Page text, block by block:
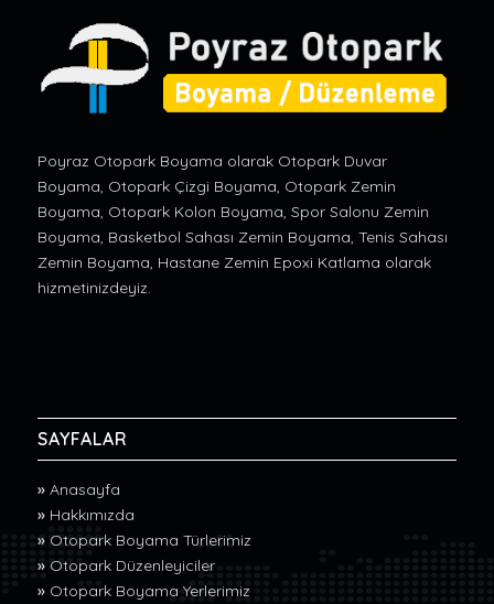
Poyraz Otopark Boyama olarak Otopark Duvar
Boyama, Otopark Çizgi Boyama, Otopark Zemin
Boyama, Otopark Kolon Boyama, Spor Salonu Zemin
Boyama, Basketbol Sahası Zemin Boyama, Tenis Sahası
Zemin Boyama, Hastane Zemin Epoxi Katlama olarak
hizmetinizdeyiz.
SAYFALAR
» Anasayfa
» Hakkımızda
» Otopark Boyama Türlerimiz
» Otopark Düzenleyiciler
» Otopark Boyama Yerlerimiz